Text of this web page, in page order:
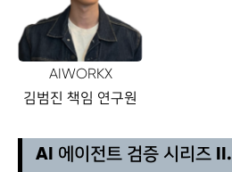
AIWORKX
김범진 책임 연구원
AI 에이전트 검증 시리즈 II.